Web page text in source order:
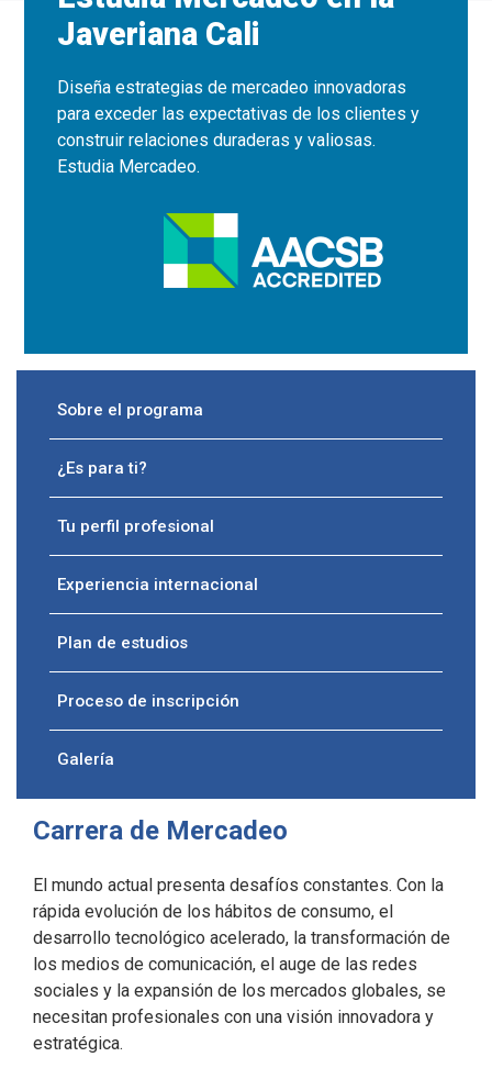
Javeriana Cali
Diseña estrategias de mercadeo innovadoras
para exceder las expectativas de los clientes y
construir relaciones duraderas y valiosas.
Estudia Mercadeo.
Sobre el programa
¿Es para ti?
Tu perfil profesional
Experiencia internacional
Plan de estudios
Proceso de inscripción
Galería
Carrera de Mercadeo
El mundo actual presenta desafíos constantes. Con la
rápida evolución de los hábitos de consumo, el
desarrollo tecnológico acelerado, la transformación de
los medios de comunicación, el auge de las redes
sociales y la expansión de los mercados globales, se
necesitan profesionales con una visión innovadora y
estratégica.